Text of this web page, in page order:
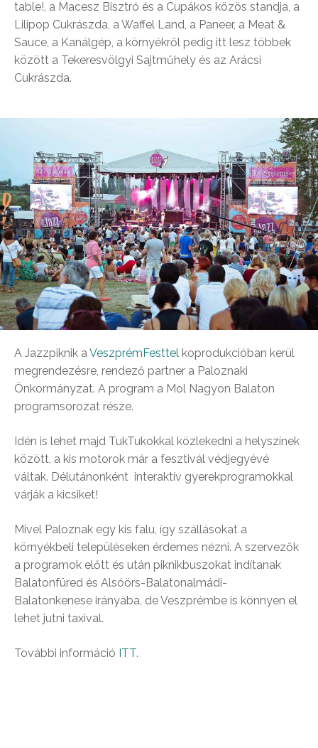
table!, a Macesz Bisztró és a Cupákos közös standja, a
Lilipop Cukrászda, a Waffel Land, a Paneer, a Meat &
Sauce, a Kanálgép, a környékről pedig itt lesz többek
között a Tekeresvölgyi Sajtműhely és az Arácsi
Cukrászda.
A Jazzpiknik aVeszprémFesttel koprodukcióban kerül
megrendezésre, rendező partner a Paloznaki
Önkormányzat. A program a Mol Nagyon Balaton
programsorozat része.
Idén is lehet majd TukTukokkal közlekedni a helyszínek
között, a kis motorok már a fesztivál védjegyévé
váltak. Délutánonként interaktív gyerekprogramokkal
várják a kicsiket!
Mivel Paloznak egy kis falu, így szállásokat a
környékbeli településeken érdemes nézni. A szervezők
a programok előtt és után piknikbuszokat indítanak
Balatonfüred és Alsóörs-Balatonalmádi-
Balatonkenese irányába, de Veszprémbe is könnyen el
lehet jutni taxival.
További információ ITT.